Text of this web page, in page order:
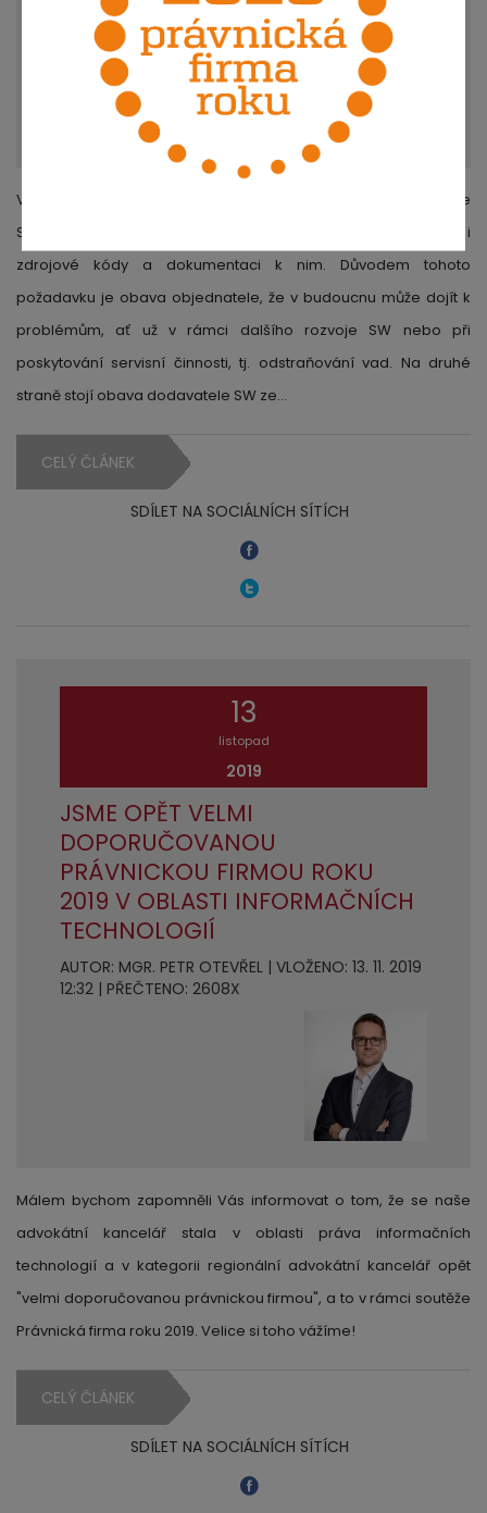
V praxi se pravidelně setkáváme s požadavkem objednatele
SW na dodavatele, aby současně s předáním SW předal i
zdrojové kódy a dokumentaci k nim. Důvodem tohoto
požadavku je obava objednatele, že v budoucnu může dojít k
problémům, ať už v rámci dalšího rozvoje SW nebo při
poskytování servisní činnosti, tj. odstraňování vad. Na druhé
straně stojí obava dodavatele SW ze…
CELÝ ČLÁNEK
SDÍLET NA SOCIÁLNÍCH SÍTÍCH
13
listopad
2019
JSME OPĚT VELMI
DOPORUČOVANOU
PRÁVNICKOU FIRMOU ROKU
2019 V OBLASTI INFORMAČNÍCH
TECHNOLOGIÍ
AUTOR: MGR. PETR OTEVŘEL | VLOŽENO: 13. 11. 2019
12:32 | PŘEČTENO: 2608X
Málem bychom zapomněli Vás informovat o tom, že se naše
advokátní kancelář stala v oblasti práva informačních
technologií a v kategorii regionální advokátní kancelář opět
"velmi doporučovanou právnickou firmou", a to v rámci soutěže
Právnická firma roku 2019. Velice si toho vážíme!
CELÝ ČLÁNEK
SDÍLET NA SOCIÁLNÍCH SÍTÍCH